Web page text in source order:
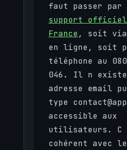
faut passer par
support officiel
France, soit
en ligne, soit
téléphone au
046. Il n existe
adresse email
type
accessible aux
utilisateurs. C
cohérent avec